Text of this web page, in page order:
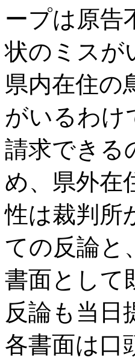
ープは原告
状のミスが
県内在住の
がいるわけ
請求できる
め、県外在
性は裁判所
ての反論と
書面として
反論も当日
各書面は口